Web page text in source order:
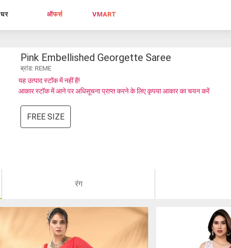
घर ऑफर्स VMART
Pink Embellished Georgette Saree
ब्रांड: REME
यह उत्पाद स्टॉक में नहीं है!
आकार स्टॉक में आने पर अधिसूचना प्राप्त करने के लिए कृपया आकार का चयन करें
FREE SIZE
रंग